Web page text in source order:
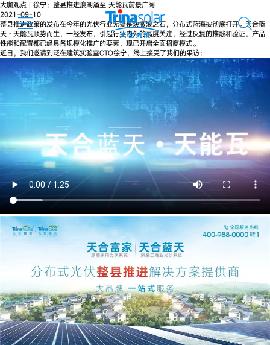
大咖观点 | 徐宁：整县推进浪潮涌至 天能瓦前景广阔
2021-09-10
整县推进政策的发布在今年的光伏行业无疑是块激浪之石，分布式蓝海被彻底打开。天合蓝
天·天能瓦顺势而生，一经发布，引起行业内外的高度关注，经过反复的推敲和验证，产品
性能和配置都已经具备规模化推广的要素，现已开启全面招商模式。
近日，我们邀请到泛在建筑实验室CTO徐宁，线上接受了我们的采访：